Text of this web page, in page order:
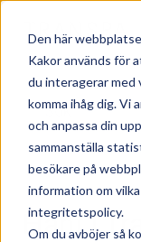
Den här
Kakor används för
du interagerar
komma ihåg dig. Vi
och anpassa din
sammanställa
besökare på
information om
integritetspolicy.
Om du avböjer så
Hänt i